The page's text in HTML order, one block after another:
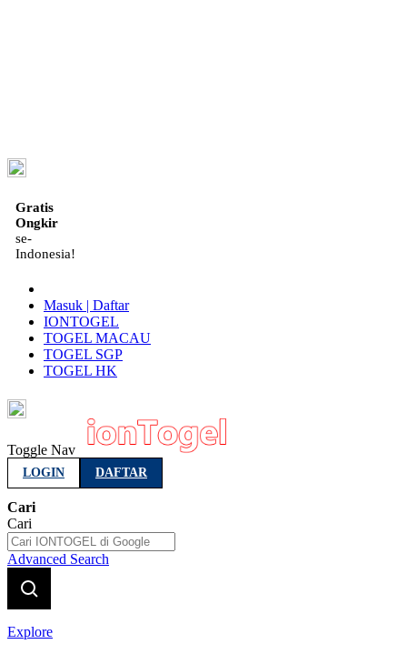
Gratis
Ongkir
se-
Indonesia!
Masuk | Daftar
IONTOGEL
TOGEL MACAU
TOGEL SGP
TOGEL HK
Toggle Nav
LOGIN DAFTAR
Cari
Cari
Advanced Search
Explore